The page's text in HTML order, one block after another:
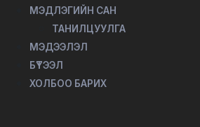
МЭДЛЭГИЙН САН
ТАНИЛЦУУЛГА
МЭДЭЭЛЭЛ
БҮТЭЭЛ
ХОЛБОО БАРИХ